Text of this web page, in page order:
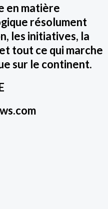
en matière
résolument
les initiatives, la
tout ce qui marche
sur le continent.